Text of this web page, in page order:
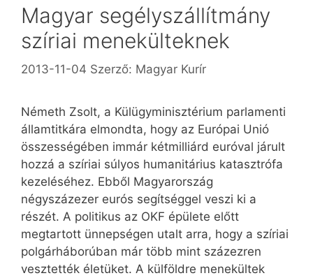
Magyar segélyszállítmány
szíriai menekülteknek
2013-11-04 Szerző: Magyar Kurír
Németh Zsolt, a Külügyminisztérium parlamenti
államtitkára elmondta, hogy az Európai Unió
összességében immár kétmilliárd euróval járult
hozzá a szíriai súlyos humanitárius katasztrófa
kezeléséhez. Ebből Magyarország
négyszázezer eurós segítséggel veszi ki a
részét. A politikus az OKF épülete előtt
megtartott ünnepségen utalt arra, hogy a szíriai
polgárháborúban már több mint százezren
vesztették életüket. A külföldre menekültek